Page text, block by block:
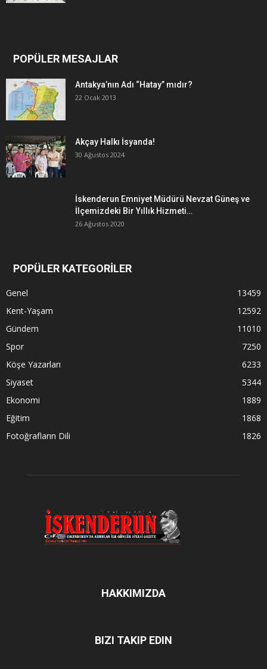
POPÜLER MESAJLAR
Antakya’nın Adı “Hatay” mıdır?
22 Ocak 2013
Akçay Halkı İsyanda!
30 Ağustos 2024
İskenderun Emniyet Müdürü Nevzat Güneş ve
İlçemizdeki Bir Yıllık Hizmeti…
26 Ağustos 2020
POPÜLER KATEGORİLER
Genel
13459
Kent-Yaşam
12592
Gündem
11010
Spor
7250
Köşe Yazarları
6233
Siyaset
5344
Ekonomi
1889
Eğitim
1868
Fotoğrafların Dili
1826
HAKKIMIZDA
BIZI TAKIP EDIN